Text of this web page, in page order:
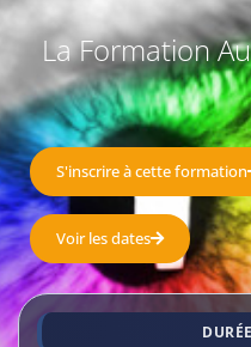
La Formation
S'inscrire à cette formation
Voir les dates